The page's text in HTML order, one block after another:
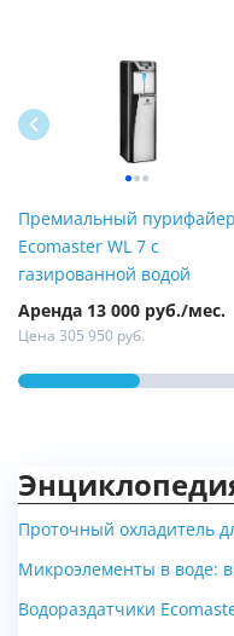
Премиальный пурифайер
Ecomaster WL 7 с
газированной водой
Аренда 13 000 руб./мес.
Цена 305 950 руб.
Проточный охладитель
Микроэлементы в воде:
Водораздатчики